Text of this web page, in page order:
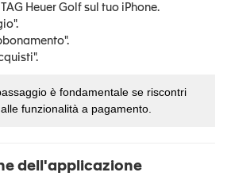
Heuer Golf sul tuo iPhone.
è fondamentale se riscontri
funzionalità a pagamento.
dell'applicazione